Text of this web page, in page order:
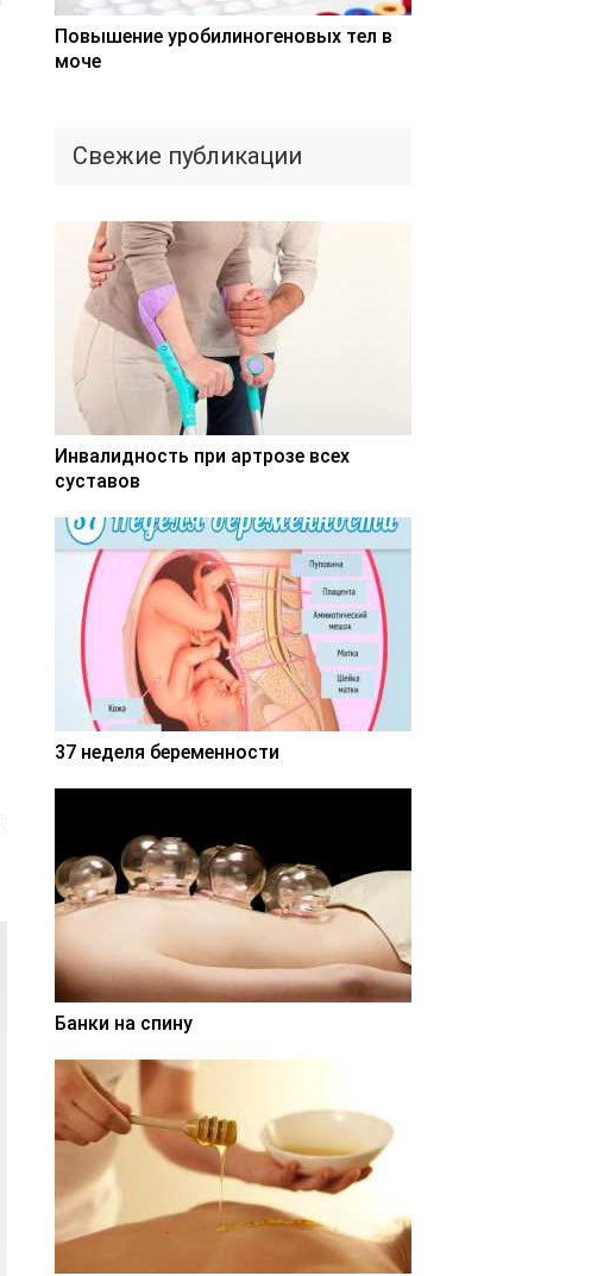
Повышение уробилиногеновых тел в
моче
Свежие публикации
Инвалидность при артрозе всех
суставов
37 неделя беременности
Банки на спину